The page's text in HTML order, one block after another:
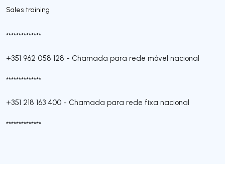
Sales training
**************
+351 962 058 128 - Chamada para rede móvel nacional
**************
+351 218 163 400 - Chamada para rede fixa nacional
**************